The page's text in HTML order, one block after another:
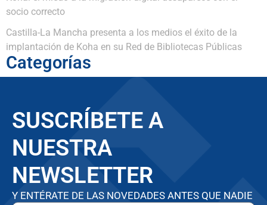
socio correcto
Castilla-La Mancha presenta a los medios el éxito de la
implantación de Koha en su Red de Bibliotecas Públicas
Categorías
SUSCRÍBETE A
NUESTRA
NEWSLETTER
Y ENTÉRATE DE LAS NOVEDADES ANTES QUE NADIE